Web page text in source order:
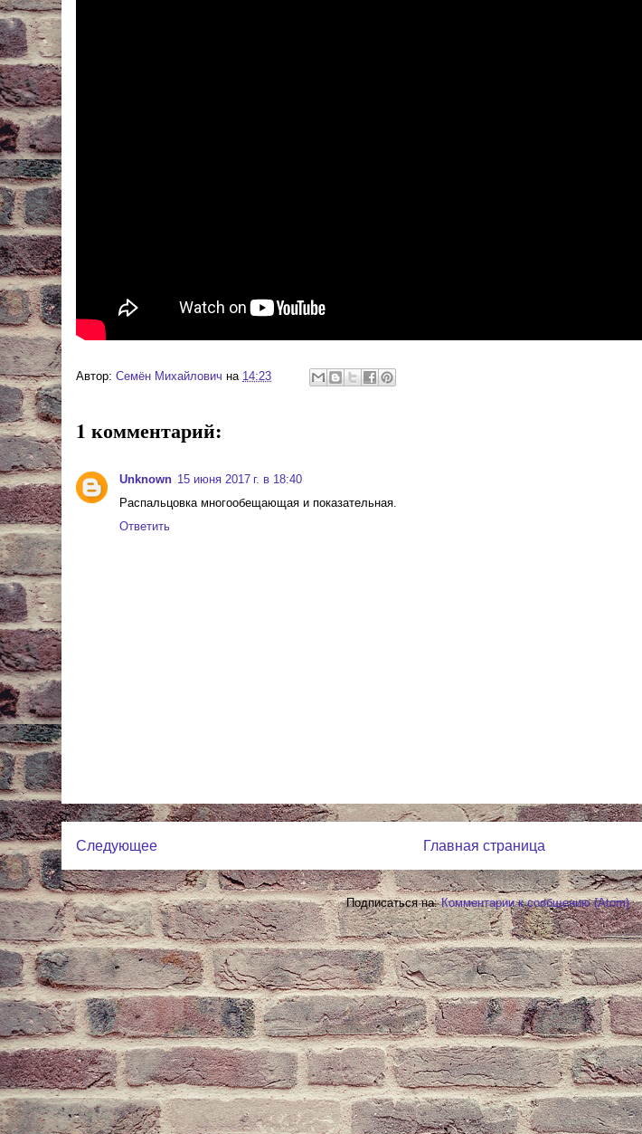
Автор: Cемён Михайлович на 14:23
1 комментарий:
Unknown 15 июня 2017 г. в 18:40
Распальцовка многообещающая и показательная.
Ответить
Следующее Главная страница
Подписаться на:Комментарии к сообщению (Atom)